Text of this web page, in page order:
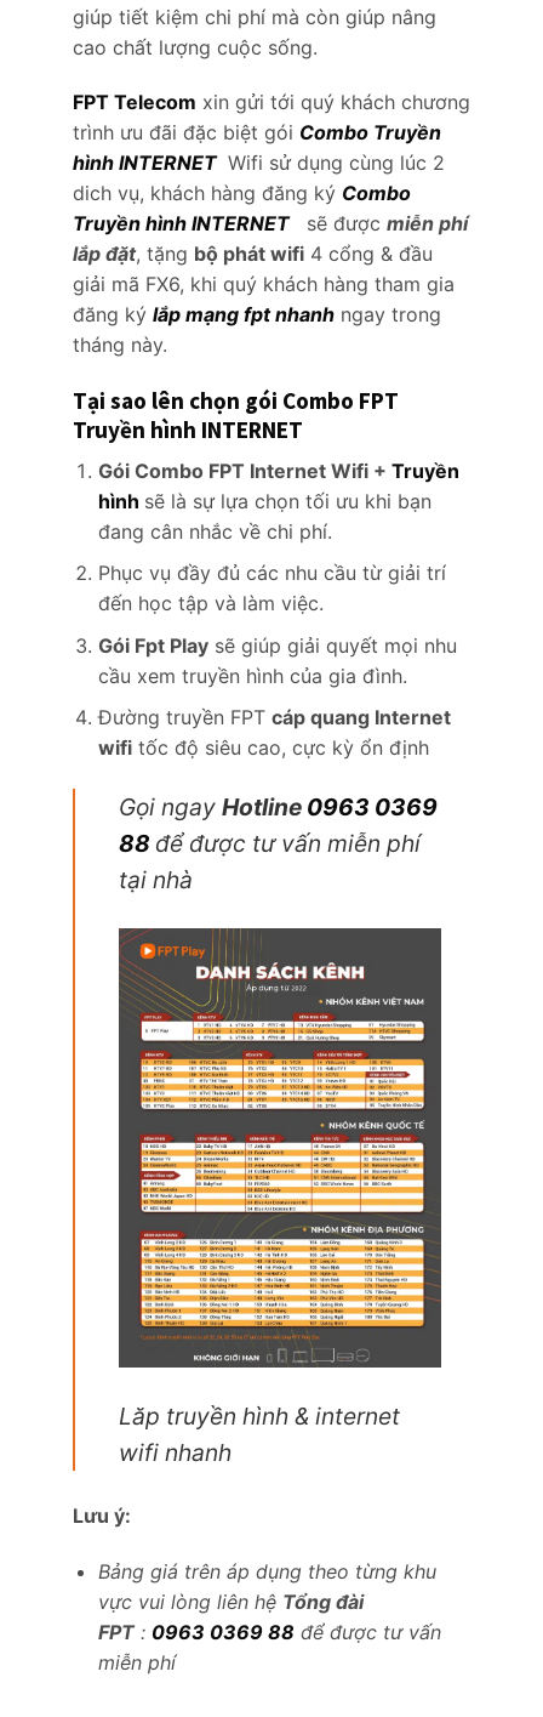
giúp tiết kiệm chi phí mà còn giúp nâng
cao chất lượng cuộc sống.
FPT Telecom xin gửi tới quý khách chương
trình ưu đãi đặc biệt gói Combo Truyền
hình INTERNET Wifi sử dụng cùng lúc 2
dich vụ, khách hàng đăng ký Combo
Truyền hình INTERNET
sẽ được miễn phí
lắp đặt, tặng bộ phát wifi 4 cổng & đầu
giải mã FX6, khi quý khách hàng tham gia
đăng ký lắp mạng fpt nhanh ngay trong
tháng này.
Tại sao lên chọn gói Combo FPT
Truyền hình INTERNET
Gói Combo FPT Internet Wifi + Truyền
hình sẽ là sự lựa chọn tối ưu khi bạn
đang cân nhắc về chi phí.
Phục vụ đầy đủ các nhu cầu từ giải trí
đến học tập và làm việc.
Gói Fpt Playsẽ giúp giải quyết mọi nhu
cầu xem truyền hình của gia đình.
Đường truyền FPT cáp quang Internet
wifitốc độ siêu cao, cực kỳ ổn định
Gọi ngay Hotline 0963 0369
88 để được tư vấn miễn phí
tại nhà
Lăp truyền hình & internet
wifi nhanh
Lưu ý:
Bảng giá trên áp dụng theo từng khu
vực vui lòng liên hệ Tổng đài
FPT: 0963 0369 88 để được tư vấn
miễn phí